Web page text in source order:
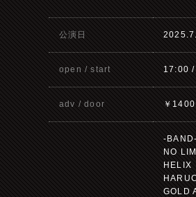
公演日
open / start 17:00
adv / door ￥
-BAND-
NO
HELIX
GOLD